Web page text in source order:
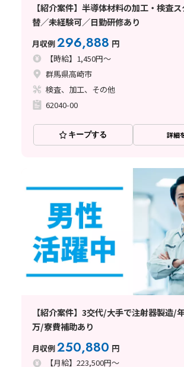
【紹介案件】半導体材料の加工・検査
替／未経験可／日勤研修あり
月収例296,888 円
【時給】1,450円～
群馬県高崎市
検査、加工、その他
62040-00
キープする 詳細
【紹介案件】3交代/大手で注射器製造/
万/寮費補助あり
月収例250,880 円
【月給】223,500円～